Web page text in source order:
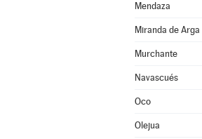
Mendaza
Miranda de Arga
Murchante
Navascués
Oco
Olejua